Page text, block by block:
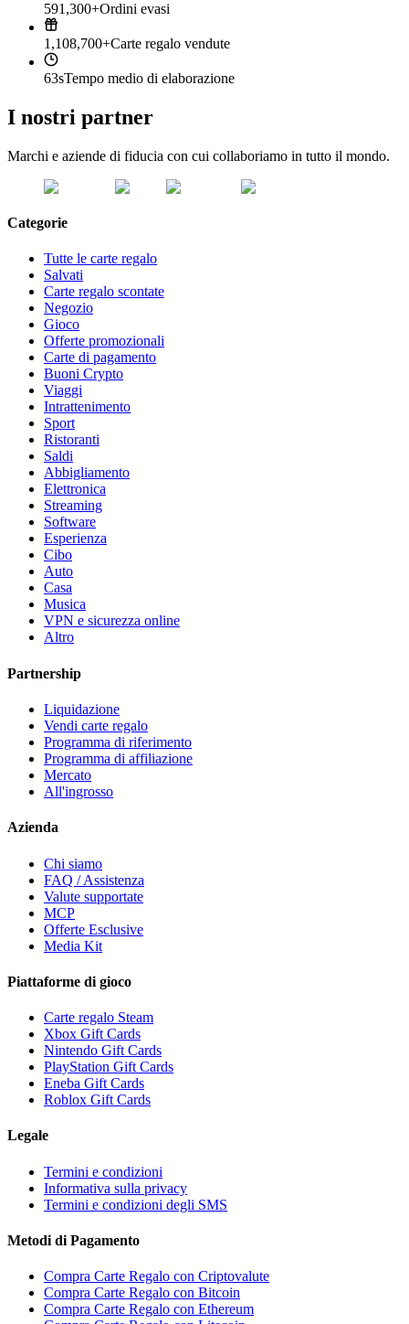
591,300+Ordini evasi
1,108,700+Carte regalo vendute
63sTempo medio di elaborazione
I nostri partner
Marchi e aziende di fiducia con cui collaboriamo in tutto il mondo.
Categorie
Tutte le carte regalo
Salvati
Carte regalo scontate
Negozio
Gioco
Offerte promozionali
Carte di pagamento
Buoni Crypto
Viaggi
Intrattenimento
Sport
Ristoranti
Saldi
Abbigliamento
Elettronica
Streaming
Software
Esperienza
Cibo
Auto
Casa
Musica
VPN e sicurezza online
Altro
Partnership
Liquidazione
Vendi carte regalo
Programma di riferimento
Programma di affiliazione
Mercato
All'ingrosso
Azienda
Chi siamo
FAQ / Assistenza
Valute supportate
MCP
Offerte Esclusive
Media Kit
Piattaforme di gioco
Carte regalo Steam
Xbox Gift Cards
Nintendo Gift Cards
PlayStation Gift Cards
Eneba Gift Cards
Roblox Gift Cards
Legale
Termini e condizioni
Informativa sulla privacy
Termini e condizioni degli SMS
Metodi di Pagamento
Compra Carte Regalo con Criptovalute
Compra Carte Regalo con Bitcoin
Compra Carte Regalo con Ethereum